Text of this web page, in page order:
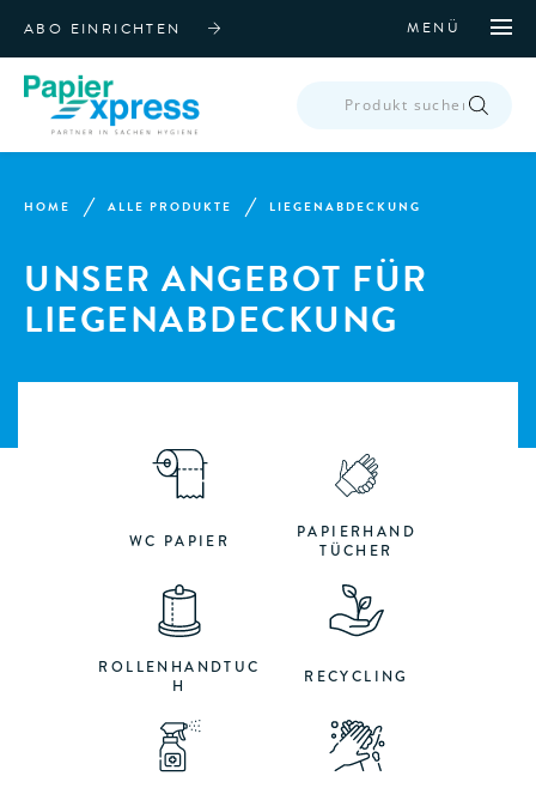
ABO EINRICHTEN MENÜ
SEARCH
HOME ALLE PRODUKTE LIEGENABDECKUNG
UNSER ANGEBOT FÜR
LIEGENABDECKUNG
WC PAPIER
PAPIERHAND
TÜCHER
ROLLENHANDTUC
H
RECYCLING